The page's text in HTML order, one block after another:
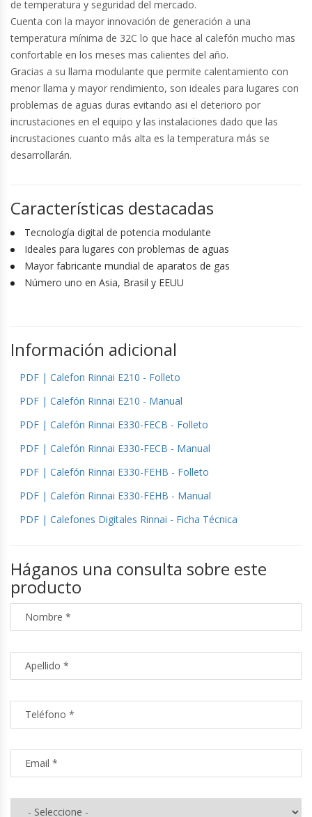
de temperatura y seguridad del mercado.
Cuenta con la mayor innovación de generación a una
temperatura mínima de 32C lo que hace al calefón mucho mas
confortable en los meses mas calientes del año.
Gracias a su llama modulante que permite calentamiento con
menor llama y mayor rendimiento, son ideales para lugares con
problemas de aguas duras evitando asi el deterioro por
incrustaciones en el equipo y las instalaciones dado que las
incrustaciones cuanto más alta es la temperatura más se
desarrollarán.
Características destacadas
Tecnología digital de potencia modulante
Ideales para lugares con problemas de aguas
Mayor fabricante mundial de aparatos de gas
Número uno en Asia, Brasil y EEUU
Información adicional
PDF | Calefon Rinnai E210 - Folleto
PDF | Calefón Rinnai E210 - Manual
PDF | Calefón Rinnai E330-FECB - Folleto
PDF | Calefón Rinnai E330-FECB - Manual
PDF | Calefón Rinnai E330-FEHB - Folleto
PDF | Calefón Rinnai E330-FEHB - Manual
PDF | Calefones Digitales Rinnai - Ficha Técnica
Háganos una consulta sobre este
producto